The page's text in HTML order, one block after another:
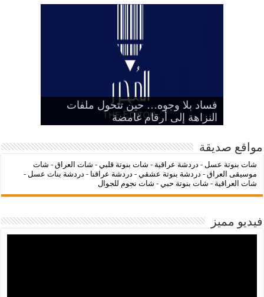
فساد بلا وجوه… حين تتحول ملفات
النزاهة إلى أرقام غامضة
بين الرمز السياسي وخطر التنازل عن
هيبة الدولة
شات عراقنا
شات بنوتة عسل
‌‌‌LC Waikiki: عنوان التسوق عبر
الإنترنت لشراء الملابس الأنيقة
مواقع صديقة
شات بنوتة عسل - دردشة عراقية - شات بنوتة قلبي - شات العراق- شات
موسيقى العراق - دردشة بنوتة عشقي - دردشة عراقنا - دردشة بنات عسل -
شات العراقية - شات بنوتة حبي - شات نجوم للجوال
فيديو مميز